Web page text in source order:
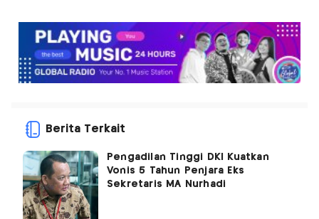
Berita Terkait
Pengadilan Tinggi DKI Kuatkan
Vonis 5 Tahun Penjara Eks
Sekretaris MA Nurhadi